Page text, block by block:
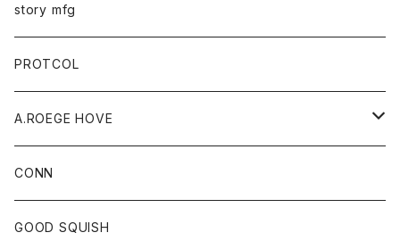
story mfg
PROTCOL
A.ROEGE HOVE
CONN
CONN
GOOD SQUISH